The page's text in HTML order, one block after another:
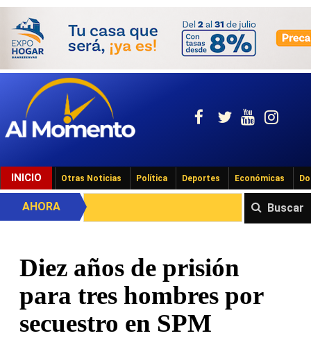
INICIO Otras Noticias Política Deportes Económicas
Buscar
AHORA
Diez años de prisión
para tres hombres por
secuestro en SPM